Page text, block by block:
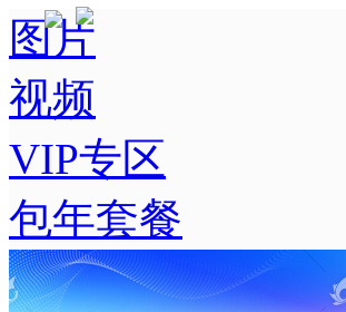
图片
视频
VIP专区
包年套餐